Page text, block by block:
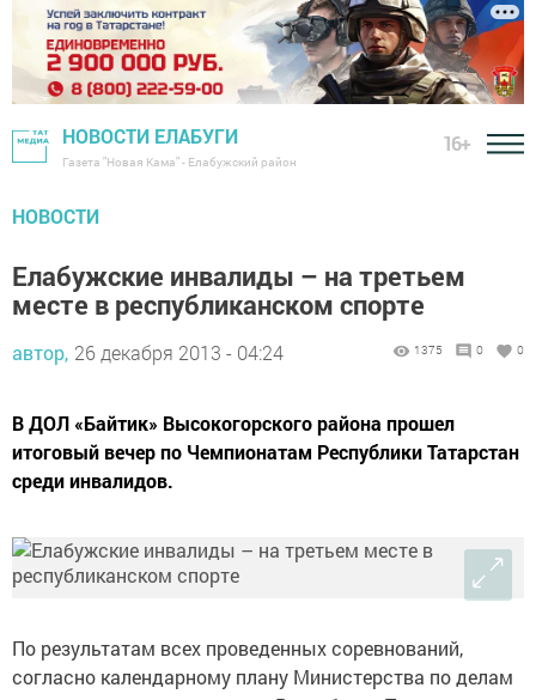
НОВОСТИ ЕЛАБУГИ
Газета "Новая Кама" - Елабужский район
16+
НОВОСТИ
Елабужские инвалиды – на третьем
месте в республиканском спорте
автор, 26 декабря 2013 - 04:24 1375 0 0
В ДОЛ «Байтик» Высокогорского района прошел
итоговый вечер по Чемпионатам Республики Татарстан
среди инвалидов.
По результатам всех проведенных соревнований,
согласно календарному плану Министерства по делам